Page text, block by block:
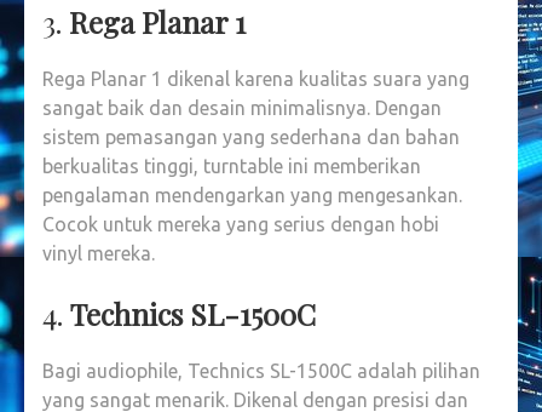
3. Rega Planar 1
Rega Planar 1 dikenal karena kualitas suara yang
sangat baik dan desain minimalisnya. Dengan
sistem pemasangan yang sederhana dan bahan
berkualitas tinggi, turntable ini memberikan
pengalaman mendengarkan yang mengesankan.
Cocok untuk mereka yang serius dengan hobi
vinyl mereka.
4. Technics SL-1500C
Bagi audiophile, Technics SL-1500C adalah pilihan
yang sangat menarik. Dikenal dengan presisi dan